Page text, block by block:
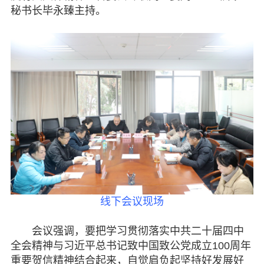
纪念抗日战争胜利80周年
“忠魂归国”公益活动
坚持和发展中国特色社会主义学习
实践活动
致力为公 侨海报国
致公党二十年回眸
履行职责
自身建设
致公风采
专委会
秘书长毕永臻主持。
线下会议现场
会议强调，要把学习贯彻落实中共二十届四中
全会精神与习近平总书记致中国致公党成立100周年
重要贺信精神结合起来，自觉肩负起坚持好发展好